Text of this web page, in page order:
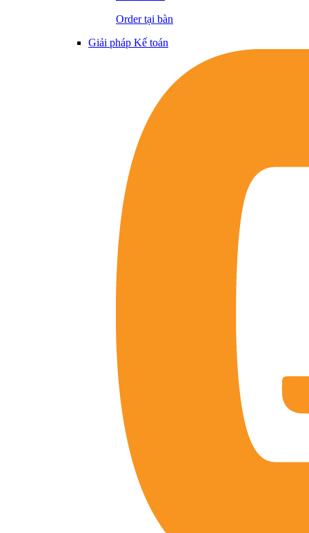
Order tại bàn
Giải pháp Kế toán